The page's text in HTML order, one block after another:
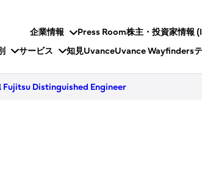
企業情報 Press Room株主・投資家情報
サービス 知見UvanceUvance Wayfinders
Fujitsu Distinguished Engineer